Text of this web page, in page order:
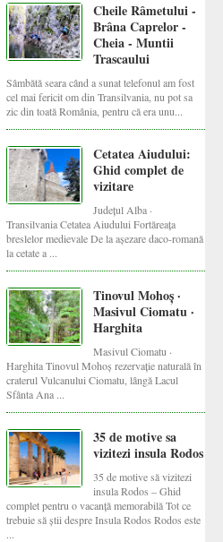
Cheile Râmetului -
Brâna Caprelor -
Cheia - Muntii
Trascaului
Sâmbătă seara când a sunat telefonul am fost
cel mai fericit om din Transilvania, nu pot sa
zic din toată România, pentru că era unu...
Cetatea Aiudului:
Ghid complet de
vizitare
Județul Alba ·
Transilvania Cetatea Aiudului Fortăreața
breslelor medievale De la așezare daco-romană
la cetate a ...
Tinovul Mohoș ·
Masivul Ciomatu ·
Harghita
Masivul Ciomatu ·
Harghita Tinovul Mohoș rezervație naturală în
craterul Vulcanului Ciomatu, lângă Lacul
Sfânta Ana ...
35 de motive sa
vizitezi insula Rodos
35 de motive să vizitezi
insula Rodos – Ghid
complet pentru o vacanță memorabilă Tot ce
trebuie să știi despre Insula Rodos Rodos este
...